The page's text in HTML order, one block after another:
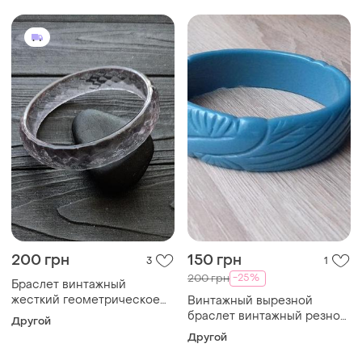
200 грн 3
Браслет винтажный
жесткий геометрическое
огранка
Другой
150 грн 1
200 грн -25%
Винтажный вырезной
браслет винтажный резной
браслет
Другой